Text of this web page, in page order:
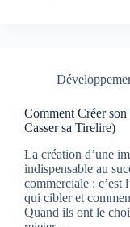
Comment Créer
Casser sa Tirelire)
La création d’une
indispensable au
commerciale : c’est
qui cibler et
Quand ils ont le